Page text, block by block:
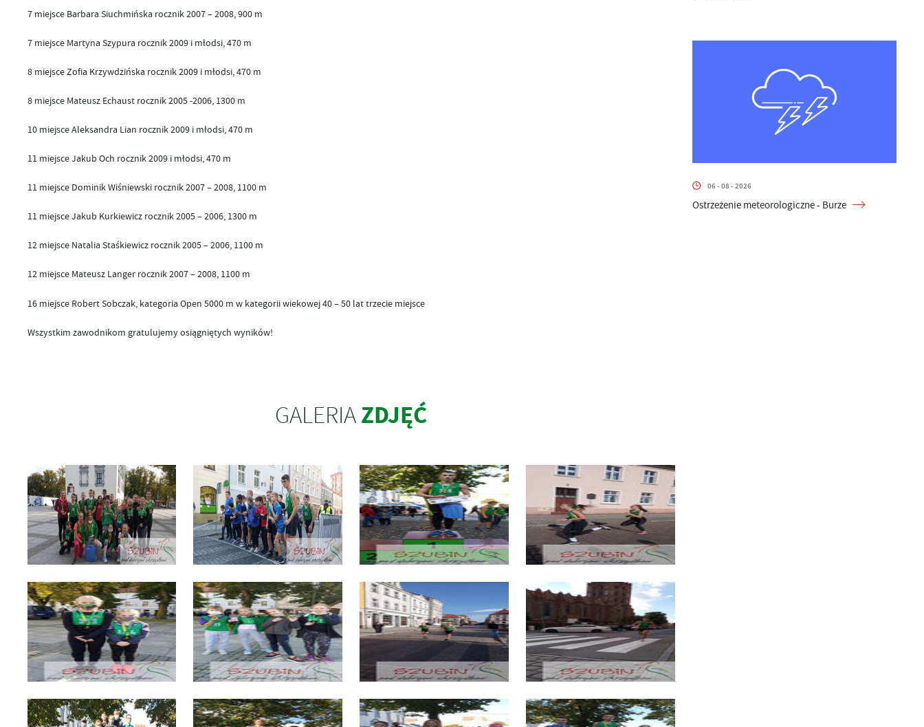
7 miejsce Barbara Siuchmińska rocznik 2007 – 2008, 900 m
7 miejsce Martyna Szypura rocznik 2009 i młodsi, 470 m
8 miejsce Zofia Krzywdzińska rocznik 2009 i młodsi, 470 m
8 miejsce Mateusz Echaust rocznik 2005 -2006, 1300 m
10 miejsce Aleksandra Lian rocznik 2009 i młodsi, 470 m
11 miejsce Jakub Och rocznik 2009 i młodsi, 470 m
11 miejsce Dominik Wiśniewski rocznik 2007 – 2008, 1100 m
11 miejsce Jakub Kurkiewicz rocznik 2005 – 2006, 1300 m
12 miejsce Natalia Staśkiewicz rocznik 2005 – 2006, 1100 m
12 miejsce Mateusz Langer rocznik 2007 – 2008, 1100 m
16 miejsce Robert Sobczak, kategoria Open 5000 m w kategorii wiekowej 40 – 50 lat trzecie miejsce
Wszystkim zawodnikom gratulujemy osiągniętych wyników!
GALERIAZDJĘĆ
06 - 08 - 2026
Ostrzeżenie meteorologiczne - Burze